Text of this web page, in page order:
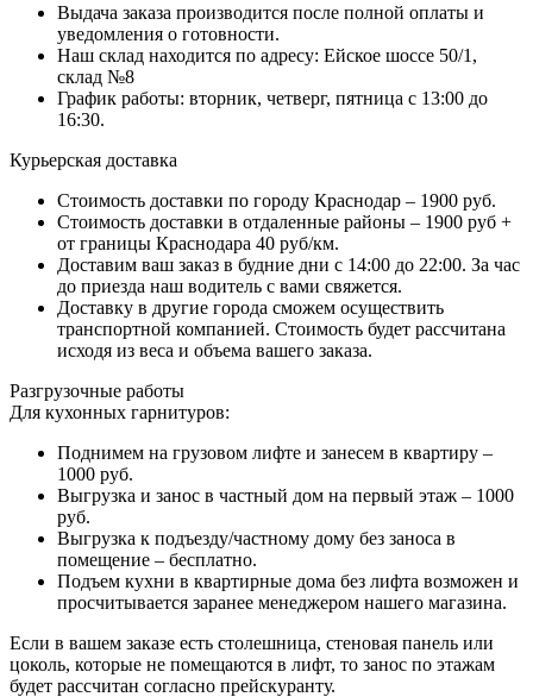
Выдача заказа производится после полной оплаты и
уведомления о готовности.
Наш склад находится по адресу: Ейское шоссе 50/1,
склад №8
График работы: вторник, четверг, пятница с 13:00 до
16:30.
Курьерская доставка
Стоимость доставки по городу Краснодар – 1900 руб.
Стоимость доставки в отдаленные районы – 1900 руб +
от границы Краснодара 40 руб/км.
Доставим ваш заказ в будние дни с 14:00 до 22:00. За час
до приезда наш водитель с вами свяжется.
Доставку в другие города сможем осуществить
транспортной компанией. Стоимость будет рассчитана
исходя из веса и объема вашего заказа.
Разгрузочные работы
Для кухонных гарнитуров:
Поднимем на грузовом лифте и занесем в квартиру –
1000 руб.
Выгрузка и занос в частный дом на первый этаж – 1000
руб.
Выгрузка к подъезду/частному дому без заноса в
помещение – бесплатно.
Подъем кухни в квартирные дома без лифта возможен и
просчитывается заранее менеджером нашего магазина.
Если в вашем заказе есть столешница, стеновая панель или
цоколь, которые не помещаются в лифт, то занос по этажам
будет рассчитан согласно прейскуранту.